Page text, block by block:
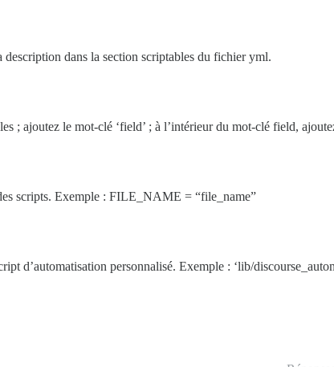
dans la section scriptables du fichier yml.
; ajoutez le mot-clé ‘field’ ; à l’intérieur du mot-clé field,
scripts. Exemple : FILE_NAME = “file_name”
d’automatisation personnalisé. Exemple : ‘lib/